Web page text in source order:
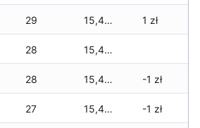
29 15,455 zł 1 zł
28 15,445 zł
28 15,445 zł -1 zł
27 15,435 zł -1 zł